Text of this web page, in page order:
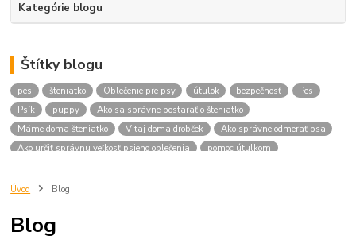
Kategórie blogu
Štítky blogu
pes šteniatko Oblečenie pre psy útulok bezpečnosť
Pes
Psík
puppy
Ako sa správne postarať o šteniatko
Máme doma šteniatko
Vitaj doma drobček
Ako správne odmerať psa
Ako určiť správnu veľkosť psieho oblečenia
pomoc útulkom
cestovanie
vianocevútulku
Úvod Blog
Blog